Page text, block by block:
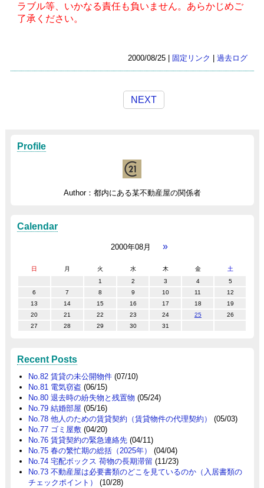
ラブル等、いかなる責任も負いません。あらかじめご
了承ください。
2000/08/25 | 固定リンク 過去ログ
NEXT
Profile
Author：都内にある某不動産屋の関係者
Calendar
2000年08月 »
日 月 火 水 木 金
土
1
2 3 4
5
6
7 8 9 10 11
12
13
14 15 16 17 18
19
20
21 22 23 24 25
26
27
28 29 30 31
Recent Posts
No.82 賃貸の未公開物件 (07/10)
No.81 電気窃盗 (06/15)
No.80 退去時の紛失物と残置物 (05/24)
No.79 結婚部屋 (05/16)
No.78 他人のための賃貸契約（賃貸物件の代理契約）
(05/03)
No.77 ゴミ屋敷 (04/20)
No.76 賃貸契約の緊急連絡先 (04/11)
No.75 春の繁忙期の総括（2025年）
(04/04)
No.74 宅配ボックス 荷物の長期滞留 (11/23)
No.73 不動産屋は必要書類のどこを見ているのか（入居書類の
チェックポイント）
(10/28)